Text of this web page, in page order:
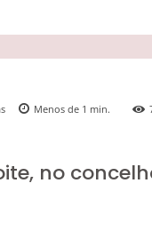
Menos de 1 min.
no